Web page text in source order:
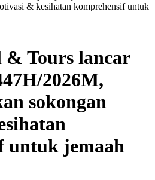
& kesihatan komprehensif untuk
& Tours lancar
2026M,
sokongan
untuk jemaah